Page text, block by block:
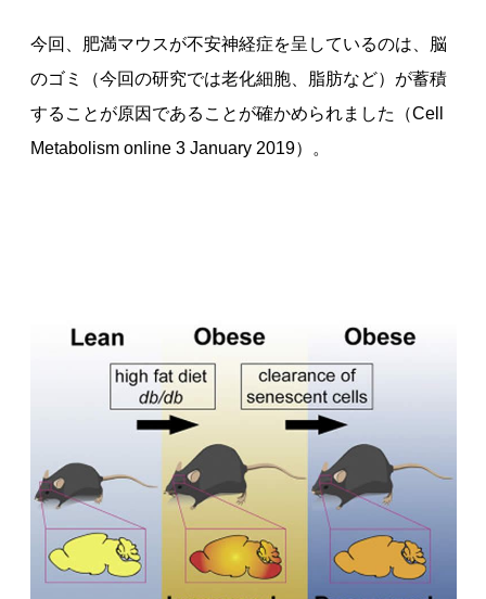
今回、肥満マウスが不安神経症を呈しているのは、脳
のゴミ（今回の研究では老化細胞、脂肪など）が蓄積
することが原因であることが確かめられました（Cell
Metabolism online 3 January 2019）。